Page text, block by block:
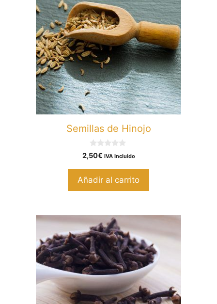
Semillas de Hinojo
0
d
2,50€ IVA Incluido
Añadir al carrito